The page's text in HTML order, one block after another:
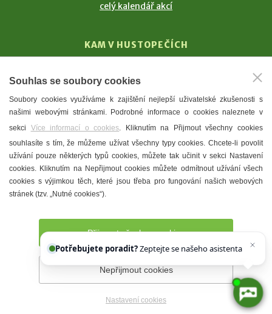
celý kalendář akcí
KAM V HUSTOPEČÍCH
T. G. Masaryk
Mandloně
Ubytování
Restaurace
Městské muzeum a galerie
Denní meníčka
Prohlášení o přístupnosti Správce webu
Souhlas se soubory cookies
Soubory cookies využíváme k zajištění nejlepší uživatelské zkušenosti s
našimi webovými stránkami. Podrobné informace o cookies naleznete v
sekci Více informací o cookies. Kliknutím na Přijmout všechny cookies
souhlasíte s tím, že můžeme užívat všechny typy cookies. Chcete-li povolit
užívání pouze některých typů cookies, můžete tak učinit v sekci Nastavení
cookies. Kliknutím na Nepřijmout cookies můžete odmítnout užívání všech
cookies s výjimkou těch, které jsou třeba pro fungování našich webových
stránek (tzv. „Nutné cookies“).
Přijmout všechny cookies
Nepřijmout cookies
Nastavení cookies
Potřebujete poradit?
Chettyho.